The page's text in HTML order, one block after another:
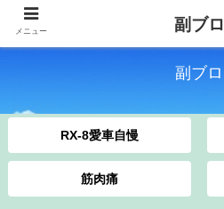
副ブロ
RX-8愛車自慢
筋肉痛
メニュー 副ブロ